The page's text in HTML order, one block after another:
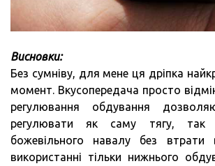
Висновки:
Без сумніву, для мене ця дріпка
момент. Вкусопередача просто
регулювання обдування
регулювати як саму тягу, так
божевільного навалу без
використанні тільки нижнього